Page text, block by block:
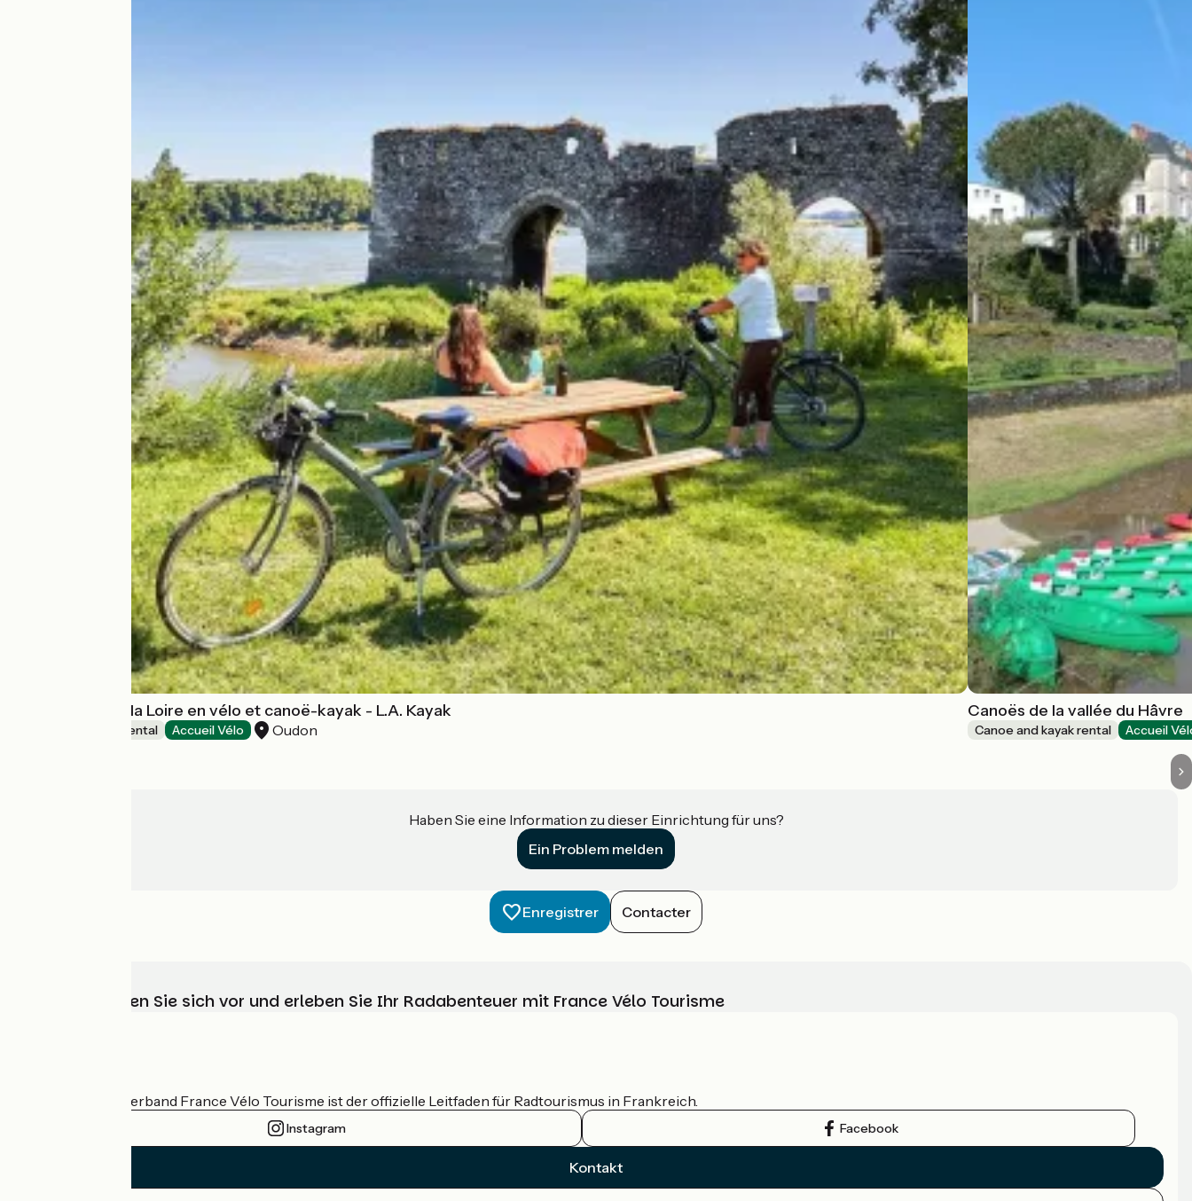
Découverte de la Loire en vélo et canoë-kayak - L.A. Kayak
Canoe and kayak rental Accueil Vélo Oudon
Canoës de la vallée du Hâvre
Canoe and kayak rental Accueil
Haben Sie eine Information zu dieser Einrichtung für uns?
Ein Problem melden
Enregistrer Contacter
Wählen, bereiten Sie sich vor und erleben Sie Ihr Radabenteuer mit France Vélo Tourisme
Der nationale Verband France Vélo Tourisme ist der offizielle Leitfaden für Radtourismus in Frankreich.
Instagram Facebook
Kontakt